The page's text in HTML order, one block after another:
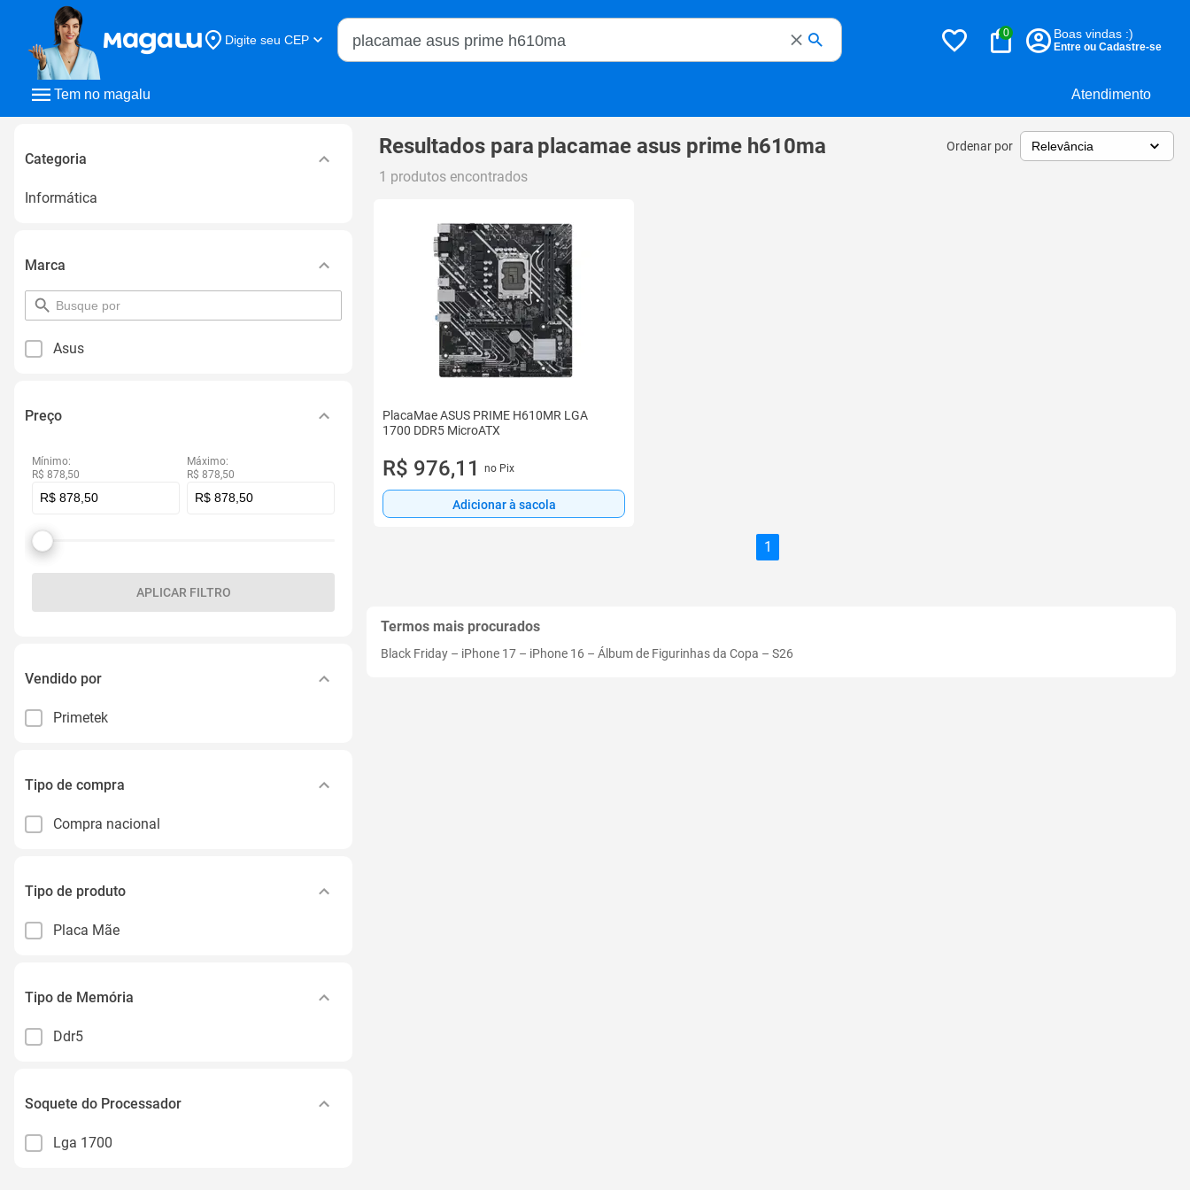
Tem no magalu Atendimento
Digite seu CEP
Buscar no Magalu
0 Boas vindas :)
Entre ou Cadastre-se
Categoria
Informática
Marca
pesquisar
por
Asus
Preço
Mínimo:
R$ 878,50
Máximo:
R$ 878,50
APLICAR FILTRO
Vendido por
Primetek
Tipo de compra
Compra nacional
Tipo de produto
Placa Mãe
Tipo de Memória
Ddr5
Soquete do Processador
Lga 1700
Resultados para placamae asus prime h610ma Ordenar por
1 produtos encontrados
PlacaMae ASUS PRIME H610MR LGA
1700 DDR5 MicroATX
R$ 976,11 no Pix
Adicionar à sacola
1
Termos mais procurados
Black Friday – iPhone 17 – iPhone 16 – Álbum de Figurinhas da Copa – S26